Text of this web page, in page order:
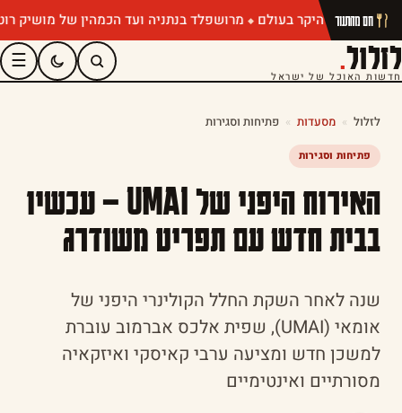
מרושפלד בנתניה ועד הכמהין של מושיק רוט: חם מהתנור
לזלול.
חדשות האוכל של ישראל
☰
לזלול » מסעדות » פתיחות וסגירות
פתיחות וסגירות
האירוח היפני של UMAI – עכשיו
בבית חדש עם תפריט משודרג
שנה לאחר השקת החלל הקולינרי היפני של
אומאי (UMAI), שפית אלכס אברמוב עוברת
למשכן חדש ומציעה ערבי קאיסקי ואיזקאיה
מסורתיים ואינטימיים